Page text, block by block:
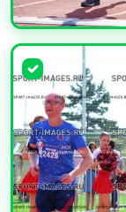
УВЕЛИЧИТЬ